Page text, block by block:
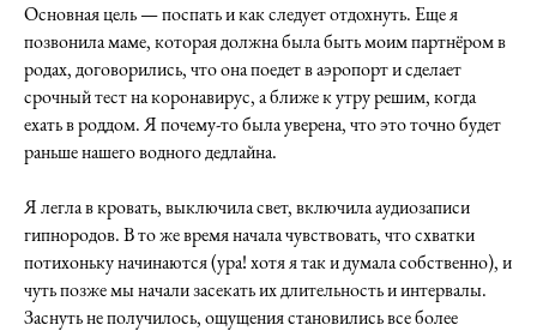
Основная цель — поспать и как следует отдохнуть. Еще я
позвонила маме, которая должна была быть моим партнёром в
родах, договорились, что она поедет в аэропорт и сделает
срочный тест на коронавирус, а ближе к утру решим, когда
ехать в роддом. Я почему-то была уверена, что это точно будет
раньше нашего водного дедлайна.
Я легла в кровать, выключила свет, включила аудиозаписи
гипнородов. В то же время начала чувствовать, что схватки
потихоньку начинаются (ура! хотя я так и думала собственно), и
чуть позже мы начали засекать их длительность и интервалы.
Заснуть не получилось, ощущения становились все более